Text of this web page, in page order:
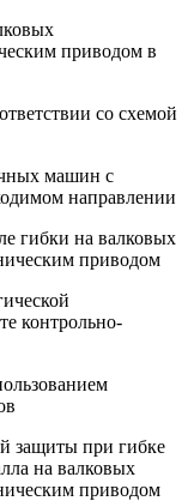
приводом в
со схемой
машин с
направлении
гибки на валковых
приводом
контрольно-
защиты при гибке
на валковых
приводом